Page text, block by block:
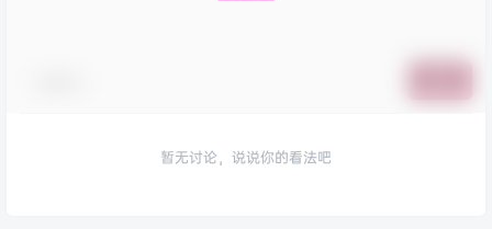
暂无讨论，说说你的看法吧